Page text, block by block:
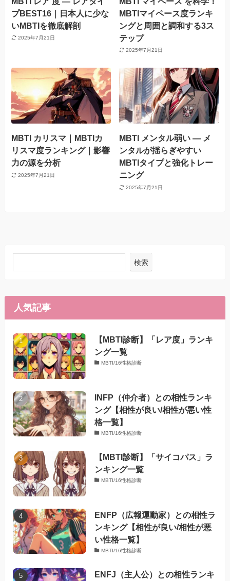
プBEST16｜日本人に少な
いMBTIを徹底解剖
2025年7月21日
MBTIマイペース度ランキ
ングと周囲と調和する3ス
テップ
2025年7月21日
MBTI カリスマ｜MBTIカ
リスマ度ランキング｜影響
力の源を分析
2025年7月21日
MBTI メンタル弱い — メ
ンタルが揺らぎやすい
MBTIタイプと強化トレー
ニング
2025年7月21日
検索
人気記事
【MBTI診断】「レア度」ランキ
ング一覧
MBTI/16性格診断
INFP（仲介者）との相性ランキ
ング【相性が良い/相性が悪い性
格一覧】
MBTI/16性格診断
【MBTI診断】「サイコパス」ラ
ンキング一覧
MBTI/16性格診断
ENFP（広報運動家）との相性ラ
ンキング【相性が良い/相性が悪
い性格一覧】
MBTI/16性格診断
ENFJ（主人公）との相性ランキ